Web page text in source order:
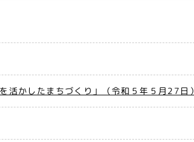
活かしたまちづくり」（令和５年５月27日）